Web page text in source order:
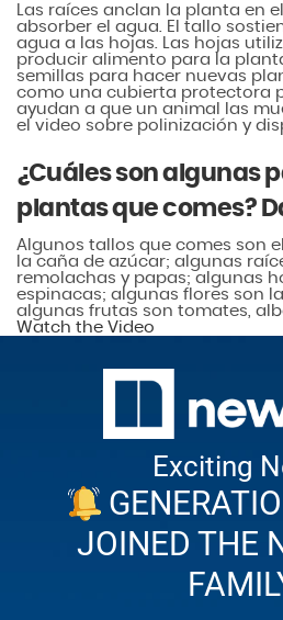
Las raíces anclan la planta en
absorber el agua. El tallo
agua a las hojas. Las hojas
producir alimento para la
semillas para hacer nuevas
como una cubierta protectora
ayudan a que un animal las
el video sobre polinización y
¿Cuáles son algunas
plantas que comes?
Algunos tallos que comes son
la caña de azúcar; algunas
remolachas y papas; algunas
espinacas; algunas flores son
algunas frutas son tomates,
Watch the Video
Exciting
JOINED THE